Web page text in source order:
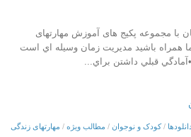
با مجموعه پکیج های آموزش مهارتهای
همراه باشید مديريت زمان وسيله اي است
قبلي داشتن براي...
/کودک و نوجوان / مطالب ویژه / مهارتهای زندگی